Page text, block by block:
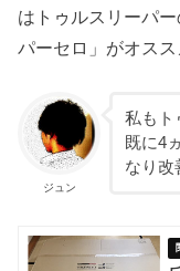
はトゥルスリーパ
パーセロ」がオスス
ジュン
私もト
既に4
なり改